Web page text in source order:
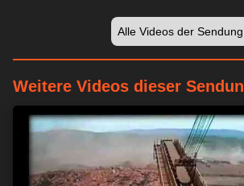
klicken, um der o. a. Datenverarbeitung
Partner zuzustimmen. Alternativ können Sie
Informationen zugreifen und Ihre
Sie der Verarbeitung zustimmen oder diese
beachten Sie, dass die Verarbeitung
kann, obwohl Sie das Recht haben, einer
zu widersprechen. Ihre Einstellungen
Website. Sie können Ihre Einstellungen
Ihre Einwilligung widerrufen, indem Sie zu
Alle Videos der Sendung
Weitere Videos dieser